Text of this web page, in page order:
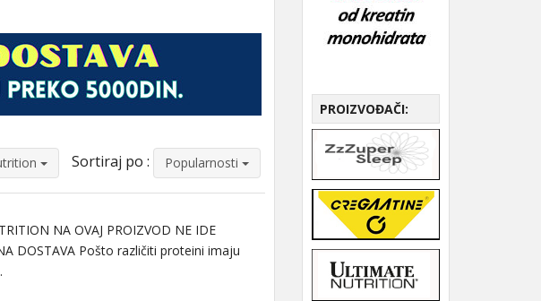
Sortiraj po : Popularnosti
NA OVAJ PROIZVOD NE IDE
DOSTAVA Pošto različiti proteini imaju
PROIZVOĐAČI: